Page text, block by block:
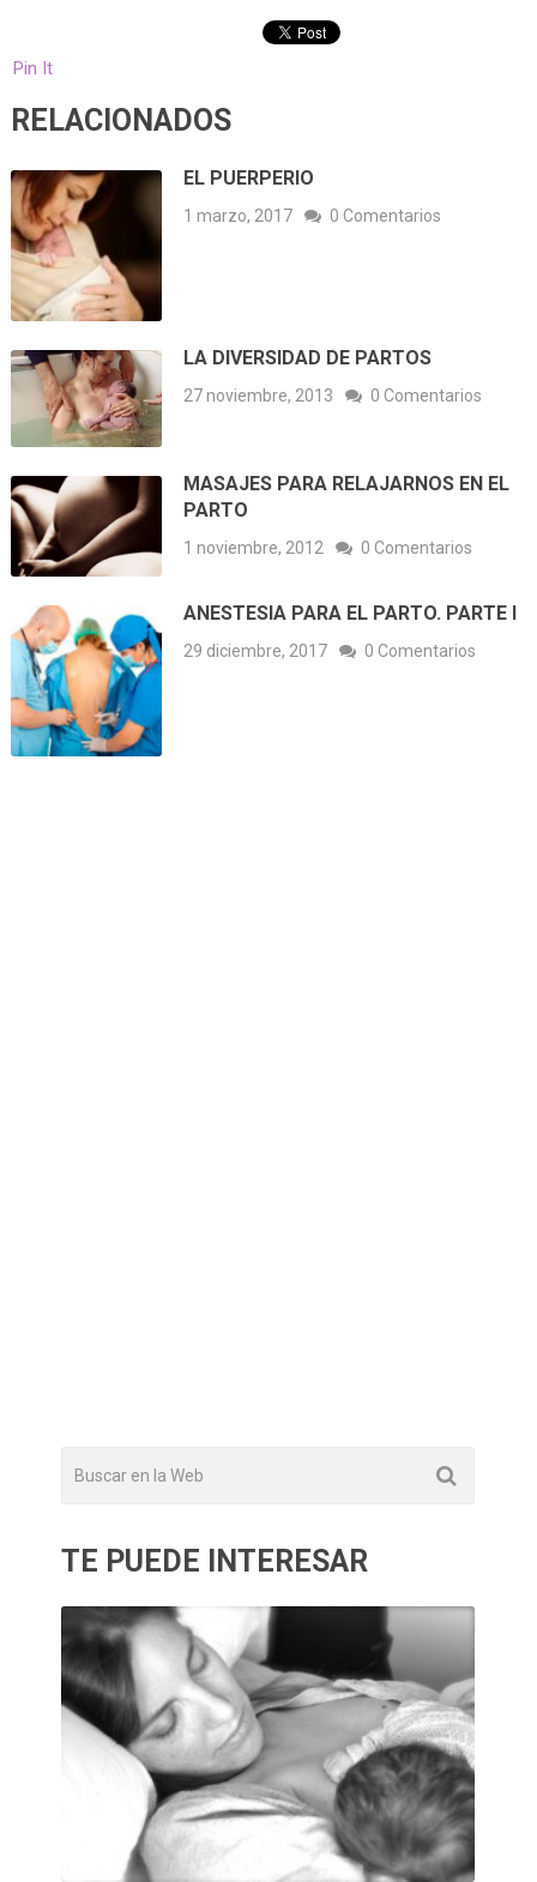
Pin It
RELACIONADOS
EL PUERPERIO
1 marzo, 2017 0 Comentarios
LA DIVERSIDAD DE PARTOS
27 noviembre, 2013 0 Comentarios
MASAJES PARA RELAJARNOS EN EL
PARTO
1 noviembre, 2012 0 Comentarios
ANESTESIA PARA EL PARTO. PARTE I
29 diciembre, 2017 0 Comentarios
TE PUEDE INTERESAR